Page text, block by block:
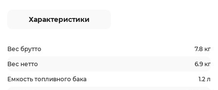
Характеристики
Вес брутто 7.8 кг
Вес нетто 6.9 кг
Емкость топливного бака 1.2 л